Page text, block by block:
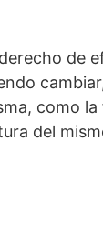
derecho
como
del